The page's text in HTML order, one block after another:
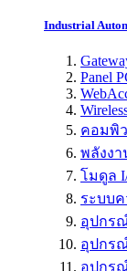
Industrial
Panel
คอมพิ
พลังงา
โมดูล
ระบบ
อุปกร
อุปกร
อุปกร